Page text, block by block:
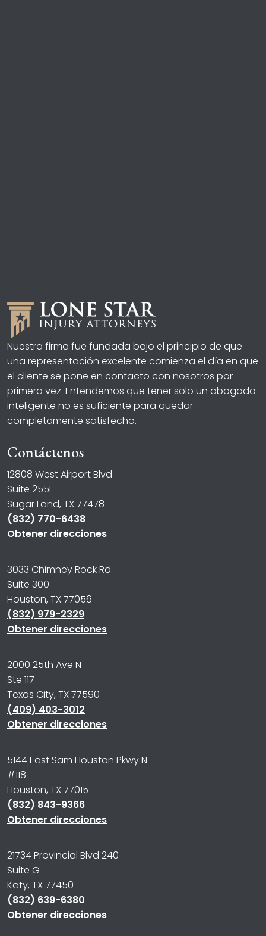
Nuestra firma fue fundada bajo el principio de que
una representación excelente comienza el día en que
el cliente se pone en contacto con nosotros por
primera vez. Entendemos que tener solo un abogado
inteligente no es suficiente para quedar
completamente satisfecho.
Contáctenos
12808 West Airport Blvd
Suite 255F
Sugar Land, TX 77478
(832) 770-6438
Obtener direcciones
3033 Chimney Rock Rd
Suite 300
Houston, TX 77056
(832) 979-2329
Obtener direcciones
2000 25th Ave N
Ste 117
Texas City, TX 77590
(409) 403-3012
Obtener direcciones
5144 East Sam Houston Pkwy N
#118
Houston, TX 77015
(832) 843-9366
Obtener direcciones
21734 Provincial Blvd 240
Suite G
Katy, TX 77450
(832) 639-6380
Obtener direcciones